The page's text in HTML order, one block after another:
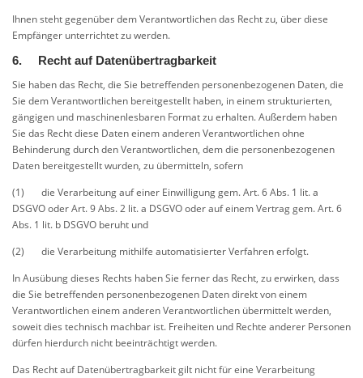
Ihnen steht gegenüber dem Verantwortlichen das Recht zu, über diese
Empfänger unterrichtet zu werden.
6. Recht auf Datenübertragbarkeit
Sie haben das Recht, die Sie betreffenden personenbezogenen Daten, die
Sie dem Verantwortlichen bereitgestellt haben, in einem strukturierten,
gängigen und maschinenlesbaren Format zu erhalten. Außerdem haben
Sie das Recht diese Daten einem anderen Verantwortlichen ohne
Behinderung durch den Verantwortlichen, dem die personenbezogenen
Daten bereitgestellt wurden, zu übermitteln, sofern
(1) die Verarbeitung auf einer Einwilligung gem. Art. 6 Abs. 1 lit. a
DSGVO oder Art. 9 Abs. 2 lit. a DSGVO oder auf einem Vertrag gem. Art. 6
Abs. 1 lit. b DSGVO beruht und
(2) die Verarbeitung mithilfe automatisierter Verfahren erfolgt.
In Ausübung dieses Rechts haben Sie ferner das Recht, zu erwirken, dass
die Sie betreffenden personenbezogenen Daten direkt von einem
Verantwortlichen einem anderen Verantwortlichen übermittelt werden,
soweit dies technisch machbar ist. Freiheiten und Rechte anderer Personen
dürfen hierdurch nicht beeinträchtigt werden.
Das Recht auf Datenübertragbarkeit gilt nicht für eine Verarbeitung